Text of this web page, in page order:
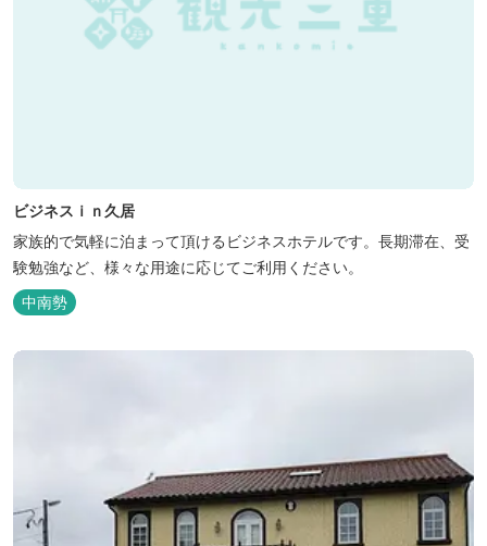
ビジネスｉｎ久居
家族的で気軽に泊まって頂けるビジネスホテルです。長期滞在、受
験勉強など、様々な用途に応じてご利用ください。
中南勢